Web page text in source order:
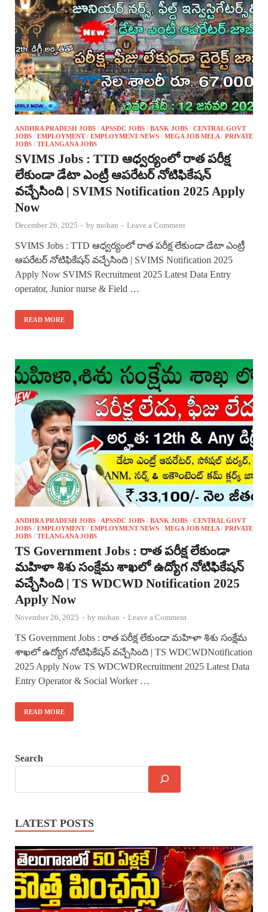
ANDHRA PRADESH JOBS / APSSDC JOBS / BANK JOBS / CENTRAL GOVT
JOBS / EMPLOYMENT/ EMPLOYMENT NEWS / MEGA JOB MELA / PRIVATE
JOBS / TELANGANA JOBS
SVIMS Jobs : TTD ఆధ్వర్యంలో రాత పరీక్ష
లేకుండా డేటా ఎంట్రీ ఆపరేటర్ నోటిఫికేషన్
వచ్చేసింది | SVIMS Notification 2025 Apply
Now
December 26, 2025 - by mohan - Leave a Comment
SVIMS Jobs : TTD ఆధ్వర్యంలో రాత పరీక్ష లేకుండా డేటా ఎంట్రీ
ఆపరేటర్ నోటిఫికేషన్ వచ్చేసింది | SVIMS Notification 2025
Apply Now SVIMS Recruitment 2025 Latest Data Entry
operator, Junior nurse & Field …
READ MORE
ANDHRA PRADESH JOBS / APSSDC JOBS / BANK JOBS / CENTRAL GOVT
JOBS / EMPLOYMENT/ EMPLOYMENT NEWS / MEGA JOB MELA / PRIVATE
JOBS / TELANGANA JOBS
TS Government Jobs : రాత పరీక్ష లేకుండా
మహిళా శిశు సంక్షేమ శాఖలో ఉద్యోగ నోటిఫికేషన్
వచ్చేసింది | TS WDCWD Notification 2025
Apply Now
November 26, 2025 - by mohan - Leave a Comment
TS Government Jobs : రాత పరీక్ష లేకుండా మహిళా శిశు సంక్షేమ
శాఖలో ఉద్యోగ నోటిఫికేషన్ వచ్చేసింది | TS WDCWDNotification
2025 Apply Now TS WDCWDRecruitment 2025 Latest Data
Entry Operator & Social Worker …
READ MORE
Search
LATEST POSTS